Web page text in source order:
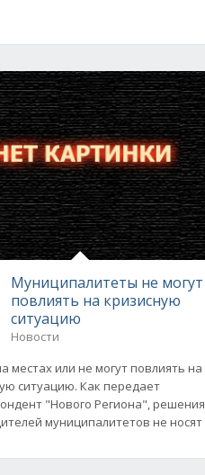
Муниципалитеты не могут
повлиять на кризисную
ситуацию
Новости
местах или не могут повлиять на
ситуацию. Как передает
"Нового Региона", решения
муниципалитетов не носят